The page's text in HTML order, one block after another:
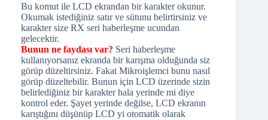
Bu komut ile LCD ekrandan bir karakter okunur.
Okumak istediğiniz satır ve sütunu belirtirsiniz ve
karakter size RX seri haberleşme ucundan
gelecektir.
Bunun ne faydası var? Seri haberleşme
kullanıyorsanız ekranda bir karışma olduğunda siz
görüp düzeltirsiniz. Fakat Mikroişlemci bunu nasıl
görüp düzeltebilir. Bunun için LCD üzerinde sizin
belirlediğiniz bir karakter hala yerinde mi diye
kontrol eder. Şayet yerinde değilse, LCD ekranın
karıştığını düşünüp LCD yi otomatik olarak